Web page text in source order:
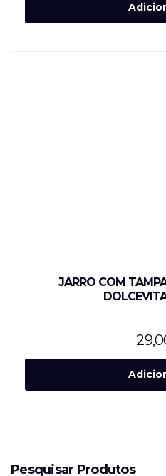
JARRO COM
Pesquisar Produtos